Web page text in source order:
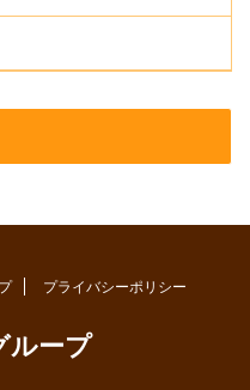
プライバシーポリシー
ループ